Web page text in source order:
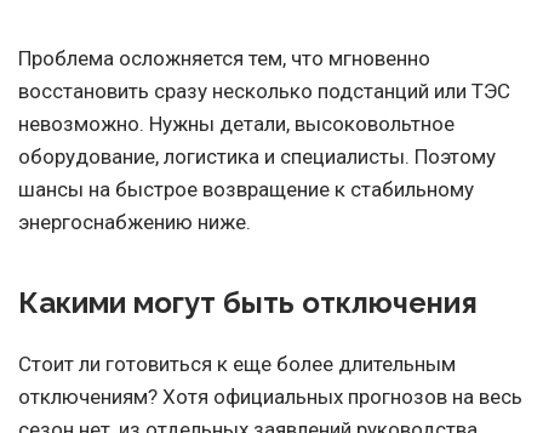
Проблема осложняется тем, что мгновенно
восстановить сразу несколько подстанций или ТЭС
невозможно. Нужны детали, высоковольтное
оборудование, логистика и специалисты. Поэтому
шансы на быстрое возвращение к стабильному
энергоснабжению ниже.
Какими могут быть отключения
Стоит ли готовиться к еще более длительным
отключениям? Хотя официальных прогнозов на весь